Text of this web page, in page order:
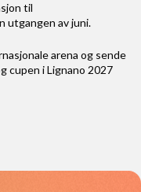
til
utgangen av juni.
arena og sende
cupen i Lignano 2027